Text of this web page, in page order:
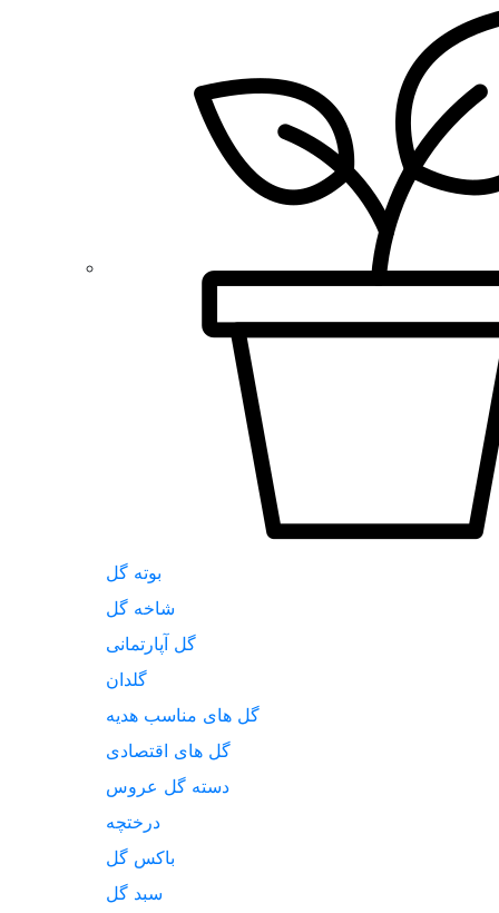
بوته گل
شاخه گل
گل آپارتمانی
گلدان
گل های مناسب هدیه
گل های اقتصادی
دسته گل عروس
درختچه
باکس گل
سبد گل